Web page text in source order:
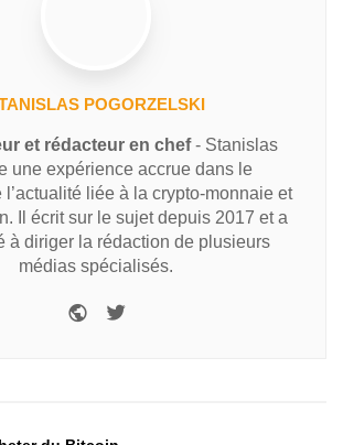
POGORZELSKI
et rédacteur en chef- Stanislas
une expérience accrue dans le
l’actualité liée à la crypto-monnaie et
Il écrit sur le sujet depuis 2017 et a
à diriger la rédaction de plusieurs
médias spécialisés.